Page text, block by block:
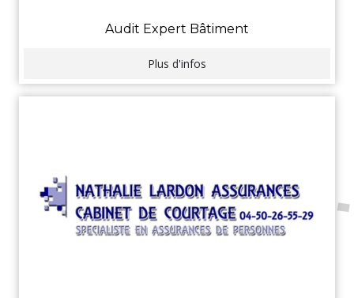
Audit Expert Bâtiment
Plus d'infos